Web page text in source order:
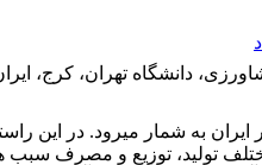
دانشگاه تهران، کرج،
به شمار می­رود. در این
تولید، توزیع و مصرف سبب